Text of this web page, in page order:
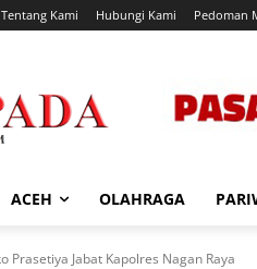
Tentang Kami Hubungi Kami Pedoman
ACEH OLAHRAGA
Prasetiya Jabat Kapolres Nagan Raya